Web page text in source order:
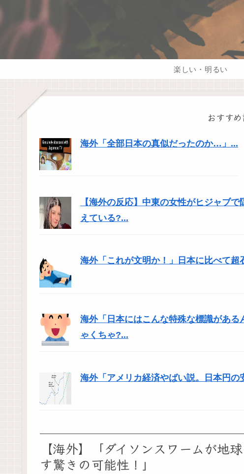
楽しい・明るい
おすす
海外「全部日本の真似だったのか…」...
【海外の反応】中東の女性がヒジャブ
えている?...
海外「これが文明か！」日本に比べて
海外「日本にはこんな特殊な標識があ
ゃくちゃ?...
海外「アメリカ経済やばい説。日本円の
【海外】「ダイソンスワームが地
す驚きの可能性！」